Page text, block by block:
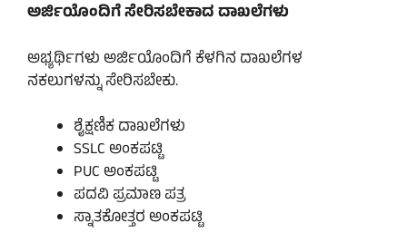
ಅರ್ಜಿಯೊಂದಿಗೆ ಸೇರಿಸಬೇಕಾದ ದಾಖಲೆಗಳು
ಅಭ್ಯರ್ಥಿಗಳು ಅರ್ಜಿಯೊಂದಿಗೆ ಕೆಳಗಿನ ದಾಖಲೆಗಳ
ನಕಲುಗಳನ್ನು ಸೇರಿಸಬೇಕು.
ಶೈಕ್ಷಣಿಕ ದಾಖಲೆಗಳು
SSLC ಅಂಕಪಟ್ಟಿ
PUC ಅಂಕಪಟ್ಟಿ
ಪದವಿ ಪ್ರಮಾಣ ಪತ್ರ
ಸ್ನಾತಕೋತ್ತರ ಅಂಕಪಟ್ಟಿ